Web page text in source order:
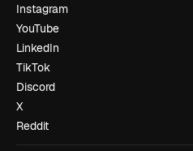
Instagram
YouTube
LinkedIn
TikTok
Discord
X
Reddit